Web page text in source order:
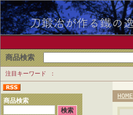
商品検索
注目キーワード
商品検索
HOME